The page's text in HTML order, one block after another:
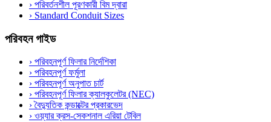
› পরিবর্তনশীল পূরণকারী বিম দ্বারা
› Standard Conduit Sizes
পরিবহন গাইড
› পরিবহনপূর্ণ ফিলার নির্দেশিকা
› পরিবহনপূর্ণ ফর্মুলা
› পরিবহনপূর্ণ অনুপাত চার্ট
› পরিবহনপূর্ণ ফিলার ক্যালকুলেটর (NEC)
›বৈদ্যুতিক কন্ডাক্টের প্রকারভেদ
› ওয়্যার ক্রস-সেকশনাল এরিয়া টেবিল